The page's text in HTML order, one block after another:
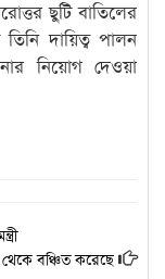
ছুটি বাতিলের
দায়িত্ব পালন
নিয়োগ দেওয়া
থেকে বঞ্চিত করেছে